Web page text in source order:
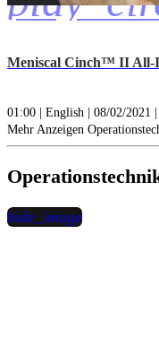
Meniscal Cinch™ II All-
01:00 | English | 08/02/2021
Mehr Anzeigen
hide_image